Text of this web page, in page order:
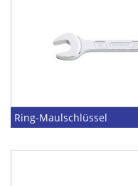
Ring-Maulschlüssel